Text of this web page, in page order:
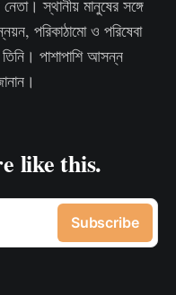
স্থানীয় মানুষের সঙ্গে
পরিকাঠামো ও পরিষেবা
পাশাপাশি আসন্ন
like this.
Subscribe